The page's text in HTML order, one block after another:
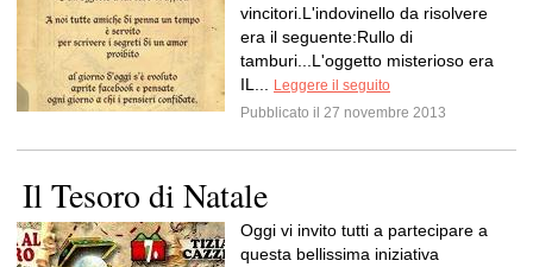
vincitori.L'indovinello da risolvere
era il seguente:Rullo di
tamburi...L'oggetto misterioso era
IL...
Leggere il seguito
Pubblicato il 27 novembre 2013
Il Tesoro di Natale
Oggi vi invito tutti a partecipare a
questa bellissima iniziativa